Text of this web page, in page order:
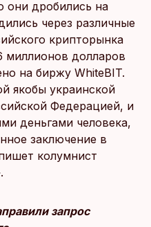
они дробились на
через различные
крипторынка
миллионов долларов
на биржу WhiteBIT.
якобы украинской
Федерацией, и
деньгами человека,
заключение в
колумнист
запрос